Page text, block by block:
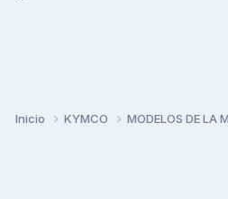
Inicio KYMCO MODELOS DE LA